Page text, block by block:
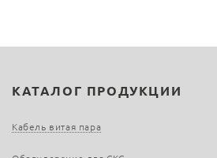
КАТАЛОГ ПРОДУКЦИИ
Кабель витая пара